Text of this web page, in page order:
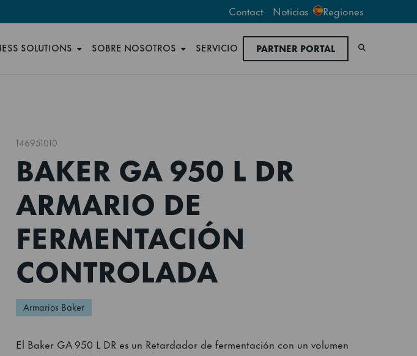
Contact Noticias Regiones
SOLUTIONS SOBRE NOSOTROS SERVICIO PARTNER PORTAL Buscar
146951010
BAKER GA 950 L DR
ARMARIO DE
FERMENTACIÓN
CONTROLADA
Armarios Baker
El Baker GA 950 L DR es un Retardador de fermentación con un volumen